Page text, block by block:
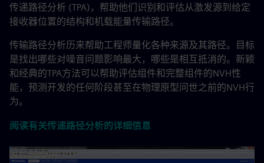
传递路径分析 (TPA)，帮助他们识别和评估从激发源到给定
接收器位置的结构和机载能量传输路径。
传输路径分析历来帮助工程师量化各种来源及其路径。目标
是找出哪些对噪音问题影响最大，哪些是相互抵消的。新颖
和经典的TPA方法可以帮助评估组件和完整组件的NVH性
能，预测开发的任何阶段甚至在物理原型问世之前的NVH行
为。
阅读有关传递路径分析的详细信息